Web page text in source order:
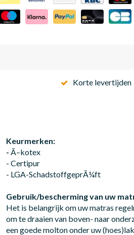
Korte levertijden
Keurmerken:
- Ã–kotex
- Certipur
- LGA-SchadstoffgeprÃ¼ft
Gebruik/bescherming van uw
Het is belangrijk om uw matras
om te draaien van boven- naar
een goede molton onder uw